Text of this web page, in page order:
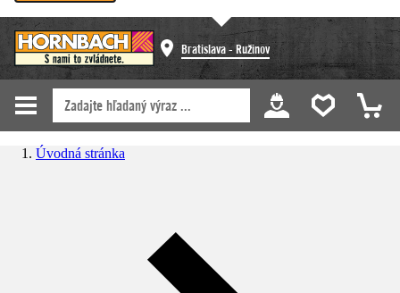
Bratislava - Ružinov
Úvodná stránka